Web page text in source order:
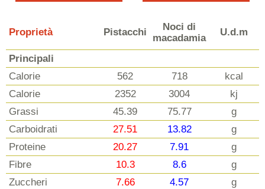
Proprietà Pistacchi
Noci di
macadamia
U.d.m
Principali
Calorie
562 718
kcal
Calorie
2352 3004
kj
Grassi
45.39 75.77
g
Carboidrati
27.51 13.82
g
Proteine
20.27 7.91
g
Fibre
10.3 8.6
g
Zuccheri
7.66 4.57
g